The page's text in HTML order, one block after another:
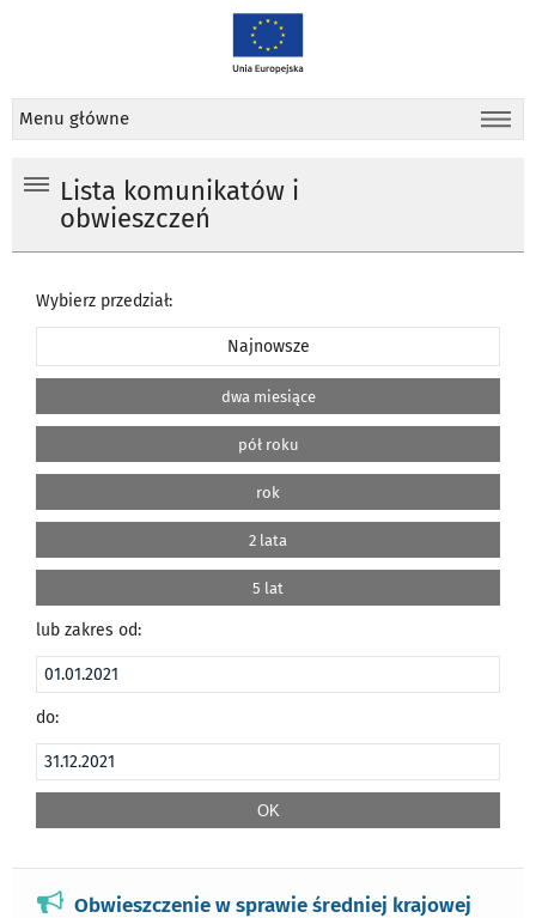
Menu główne
Lista komunikatów i
obwieszczeń
Wybierz przedział:
Najnowsze
dwa miesiące
pół roku
rok
2 lata
5 lat
lub zakres od:
do:
Obwieszczenie w sprawie średniej krajowej